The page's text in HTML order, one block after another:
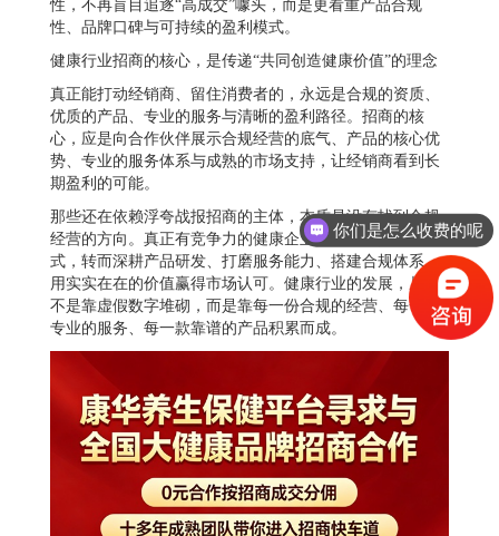
性，不再盲目追逐“高成交”噱头，而是更看重产品合规
性、品牌口碑与可持续的盈利模式。
健康行业招商的核心，是传递“共同创造健康价值”的理念
真正能打动经销商、留住消费者的，永远是合规的资质、
优质的产品、专业的服务与清晰的盈利路径。招商的核
心，应是向合作伙伴展示合规经营的底气、产品的核心优
势、专业的服务体系与成熟的市场支持，让经销商看到长
期盈利的可能。
那些还在依赖浮夸战报招商的主体，本质是没有找到合规
经营的方向。真正有竞争力的健康企业，早已摒弃这种模
式，转而深耕产品研发、打磨服务能力、搭建合规体系，
用实实在在的价值赢得市场认可。健康行业的发展，从来
不是靠虚假数字堆砌，而是靠每一份合规的经营、每一次
专业的服务、每一款靠谱的产品积累而成。
你们是怎么收费的呢